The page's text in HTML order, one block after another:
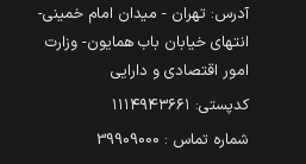
آدرس: تهران - میدان امام خمینی-
انتهای خیابان باب همایون- وزارت
امور اقتصادی و دارایی
کدپستی: ۱۱۱۴۹۴۳۶۶۱
شماره تماس : 39909000